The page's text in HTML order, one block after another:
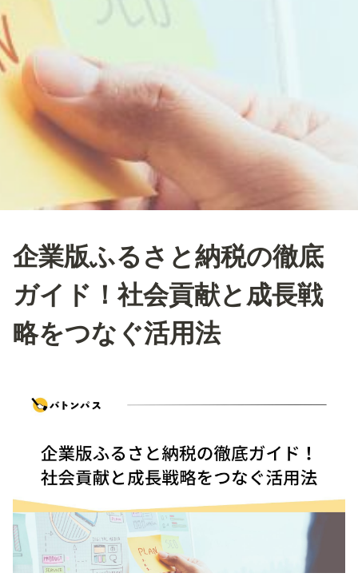
企業版ふるさと納税の徹底
ガイド！社会貢献と成長戦
略をつなぐ活用法